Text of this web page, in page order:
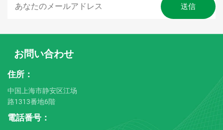
お問い合わせ
住所：
中国上海市静安区江场
路1313番地6階
電話番号：